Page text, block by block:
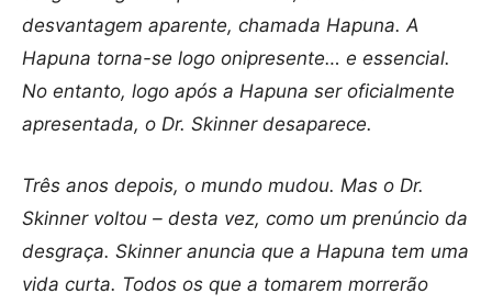
desvantagem aparente, chamada Hapuna. A
Hapuna torna-se logo onipresente… e essencial.
No entanto, logo após a Hapuna ser oficialmente
apresentada, o Dr. Skinner desaparece.
Três anos depois, o mundo mudou. Mas o Dr.
Skinner voltou – desta vez, como um prenúncio da
desgraça. Skinner anuncia que a Hapuna tem uma
vida curta. Todos os que a tomarem morrerão